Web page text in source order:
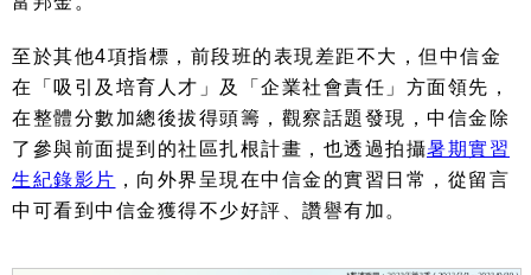
至於其他4項指標，前段班的表現差距不大，但中信金
在「吸引及培育人才」及「企業社會責任」方面領先，
在整體分數加總後拔得頭籌，觀察話題發現，中信金除
了參與前面提到的社區扎根計畫，也透過拍攝暑期實習
生紀錄影片 ，向外界呈現在中信金的實習日常，從留言
中可看到中信金獲得不少好評、讚譽有加。